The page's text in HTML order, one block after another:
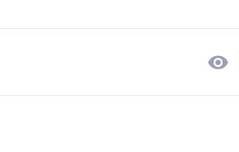
visibility